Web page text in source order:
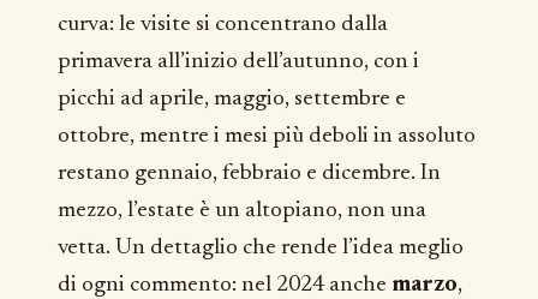
curva: le visite si concentrano dalla
primavera all’inizio dell’autunno, con i
picchi ad aprile, maggio, settembre e
ottobre, mentre i mesi più deboli in assoluto
restano gennaio, febbraio e dicembre. In
mezzo, l’estate è un altopiano, non una
vetta. Un dettaglio che rende l’idea meglio
di ogni commento: nel 2024 anche marzo,